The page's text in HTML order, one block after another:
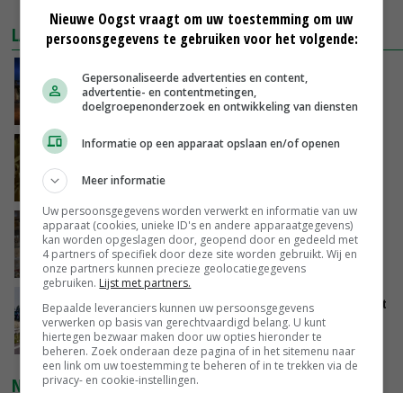
LAATSTE NIEUWS
Nettowinst Royal A-ware onder druk ondanks
hogere omzet
VANDAAG, 14:35
Aandeel China in wereldwijde fritesexport
VANDAAG, 14:01
Eierprijzen lijken dieptepunt achter zich te
laten
VANDAAG, 13:27
LTO en NAJK roepen leden op Brabants protest
te steunen
VANDAAG, 12:29
NIEUWSTE VIDEO'S
Nieuwe Oogst vraagt om uw toestemming om uw
persoonsgegevens te gebruiken voor het volgende:
Gepersonaliseerde advertenties en content,
advertentie- en contentmetingen,
doelgroepenonderzoek en ontwikkeling van diensten
Informatie op een apparaat opslaan en/of openen
Meer informatie
Uw persoonsgegevens worden verwerkt en informatie van uw
apparaat (cookies, unieke ID's en andere apparaatgegevens)
kan worden opgeslagen door, geopend door en gedeeld met
4 partners of specifiek door deze site worden gebruikt. Wij en
onze partners kunnen precieze geolocatiegegevens
gebruiken. Lijst met partners.
Bepaalde leveranciers kunnen uw persoonsgegevens
verwerken op basis van gerechtvaardigd belang. U kunt
hiertegen bezwaar maken door uw opties hieronder te
beheren. Zoek onderaan deze pagina of in het sitemenu naar
een link om uw toestemming te beheren of in te trekken via de
privacy- en cookie-instellingen.